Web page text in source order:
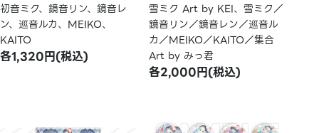
初音ミク、鏡音リン、鏡音レ
ン、巡音ルカ、MEIKO、
KAITO
各1,320円(税込)
雪ミク Art by KEI、雪ミク／
鏡音リン／鏡音レン／巡音ル
カ／MEIKO／KAITO／集合
Art by みっ君
各2,000円(税込)